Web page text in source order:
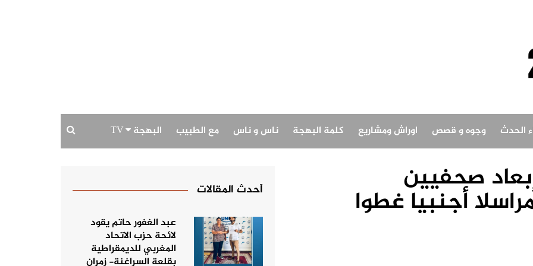
الحدث وجوه و قصص اوراش ومشاريع كلمة البهجة ناس و ناس مع الطبيب البهجة TV
صحفيين
إن 312 مراسلا أجنبيا غطوا أحدث المقالات
عبد الغفور حاتم يقود
لائحة حزب الاتحاد
المغربي للديمقراطية
بقلعة السراغنة- زمران